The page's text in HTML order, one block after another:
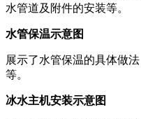
水管道及附件的安装等。
水管保温示意图
展示了水管保温的具体做
等。
冰水主机安装示意图